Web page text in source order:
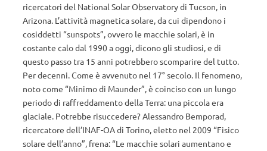
ricercatori del National Solar Observatory di Tucson, in
Arizona. L’attività magnetica solare, da cui dipendono i
cosiddetti “sunspots”, ovvero le macchie solari, è in
costante calo dal 1990 a oggi, dicono gli studiosi, e di
questo passo tra 15 anni potrebbero scomparire del tutto.
Per decenni. Come è avvenuto nel 17° secolo. Il fenomeno,
noto come “Minimo di Maunder”, è coinciso con un lungo
periodo di raffreddamento della Terra: una piccola era
glaciale. Potrebbe risuccedere? Alessandro Bemporad,
ricercatore dell’INAF-OA di Torino, eletto nel 2009 “Fisico
solare dell’anno”, frena: “Le macchie solari aumentano e